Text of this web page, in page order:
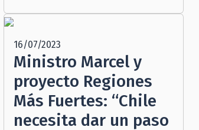
16/07/2023
Ministro Marcel y
proyecto Regiones
Más Fuertes: “Chile
necesita dar un paso